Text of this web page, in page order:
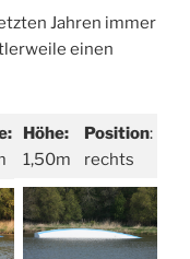
Jahren immer
einen
Höhe:
1,50m
Position:
rechts